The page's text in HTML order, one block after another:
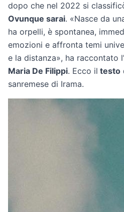
dopo che nel 2022 si
Ovunque sarai. «Nasce da
ha orpelli, è spontanea,
emozioni e affronta temi
e la distanza», ha raccontato
Maria De Filippi. Ecco il testo
sanremese di Irama.